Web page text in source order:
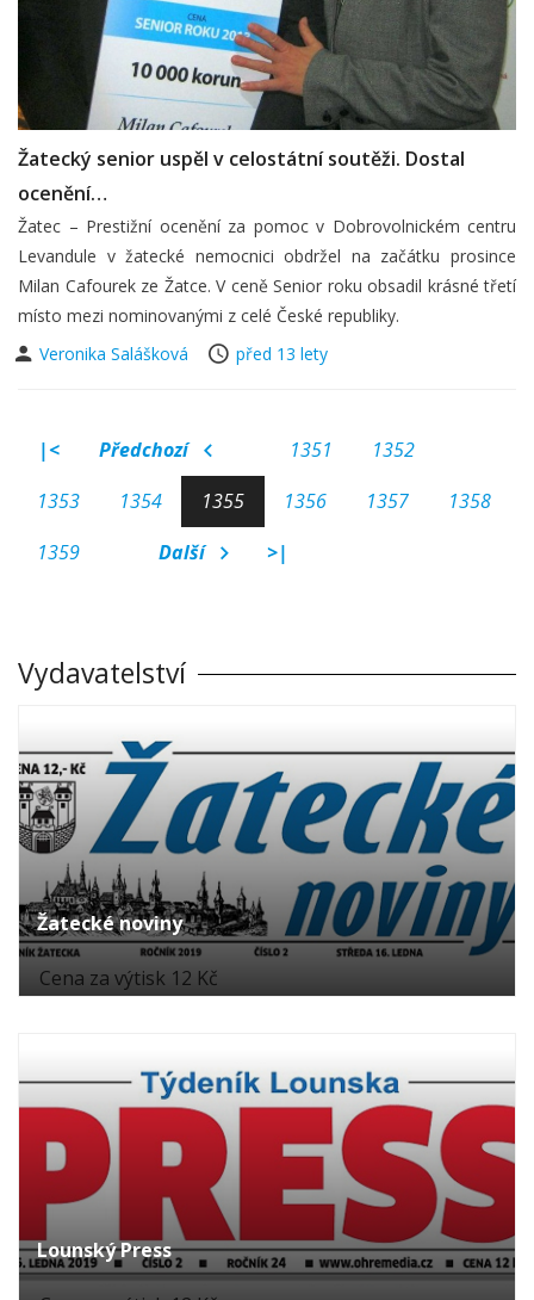
Žatecký senior uspěl v celostátní soutěži. Dostal
ocenění…
Žatec – Prestižní ocenění za pomoc v Dobrovolnickém centru
Levandule v žatecké nemocnici obdržel na začátku prosince
Milan Cafourek ze Žatce. V ceně Senior roku obsadil krásné třetí
místo mezi nominovanými z celé České republiky.
Veronika Salášková
před 13 lety
|< Předchozí 1351
1352
1353
1354 1355 1356 1357
1358
1359
Další >|
Vydavatelství
Žatecké noviny
Cena za výtisk 12 Kč
Lounský Press